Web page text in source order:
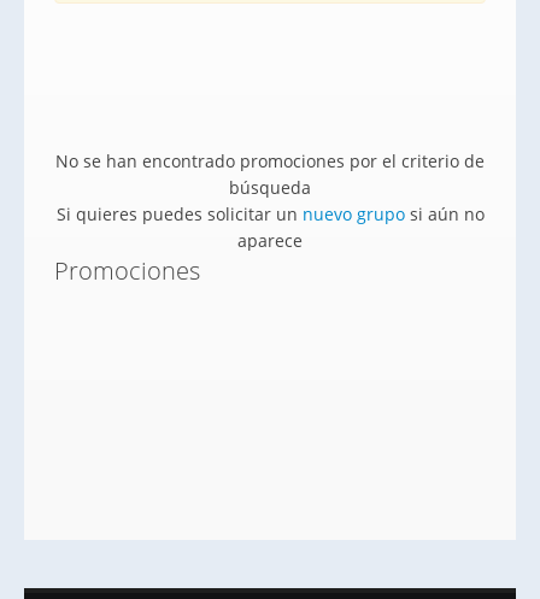
No se han encontrado promociones por el criterio de
búsqueda
Si quieres puedes solicitar un nuevo gruposi aún no
aparece
Promociones